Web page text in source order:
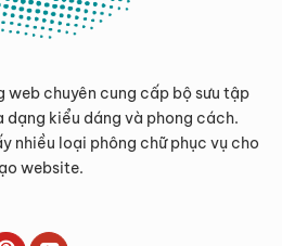
web chuyên cung cấp bộ sưu tập
dạng kiểu dáng và phong cách.
nhiều loại phông chữ phục vụ cho
website.